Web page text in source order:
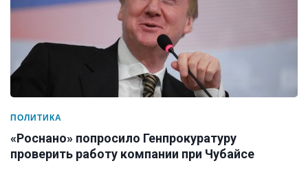
ПОЛИТИКА
«Роснано» попросило Генпрокуратуру
проверить работу компании при Чубайсе